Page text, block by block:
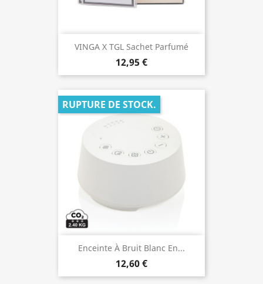
VINGA X TGL Sachet Parfumé
12,95 €
Enceinte À Bruit Blanc En...
12,60 €
RUPTURE DE STOCK.